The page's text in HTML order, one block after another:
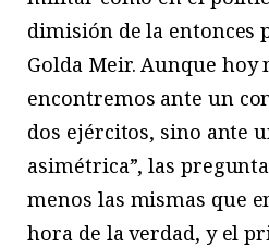
dimisión de la
Golda Meir. Aunque hoy
encontremos ante un
dos ejércitos, sino ante
asimétrica”, las
menos las mismas que
hora de la verdad, y el